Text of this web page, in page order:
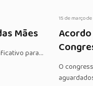
Mães
para…
15 de março
O